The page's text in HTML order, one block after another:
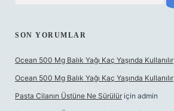
SON YORUMLAR
Ocean 500 Mg Balık Yağı Kaç Yaşında Kullanılır
Ocean 500 Mg Balık Yağı Kaç Yaşında Kullanılır
Pasta Cilanın Üstüne Ne Sürülür için admin